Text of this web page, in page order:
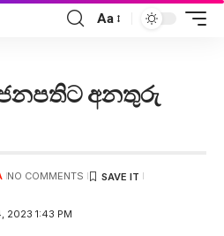
Aa
අනතුරු
2023 1:43 PM
NO COMMENTS